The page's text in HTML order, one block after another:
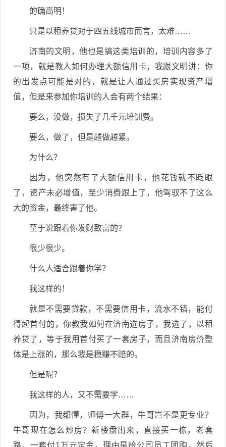
的确高明！
只是以租养贷对于四五线城市而言，太难……
济南的文明，他也是搞这类培训的，培训内容多了
一项，就是教人如何办理大额信用卡，我跟文明讲：你
的出发点可能是对的，就是让人通过买房实现资产增
值，但是来参加你培训的人会有两个结果：
要么，没做，损失了几千元培训费。
要么，做了，但是越做越紧。
为什么？
因为，他突然有了大额信用卡，他花钱就不眨眼
了，资产未必增值，至少消费跟上了，他驾驭不了这么
大的资金，最终害了他。
至于说跟着你发财致富的？
很少很少。
什么人适合跟着你学？
我这样的！
就是不需要贷款，不需要信用卡，流水不错，能付
得起首付的，你教我如何在济南选房子，我选了，以租
养贷了，等于我用首付买了一套房子，而且济南房价整
体是上涨的，那么我是稳赚不赔的。
但是呢？
我这样的人，又不需要学……
因为，我都懂，师傅一大群，牛哥岂不是更专业？
牛哥现在怎么炒房？新楼盘出来，直接买一栋，老套
路，一套付1万元定金，理由是给公司员工团购，然后